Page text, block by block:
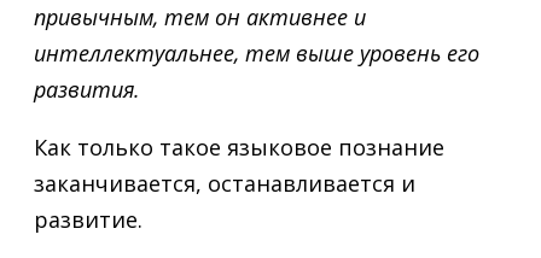
привычным, тем он активнее и
интеллектуальнее, тем выше уровень его
развития.
Как только такое языковое познание
заканчивается, останавливается и
развитие.